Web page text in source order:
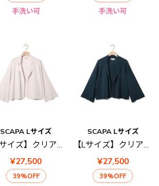
手洗い可 手洗い可
SCAPA Lサイズ
【Lサイズ】クリアニットハオリ
¥27,500
39%OFF
SCAPA Lサイズ
【Lサイズ】クリアニットハオリ
¥27,500
39%OFF